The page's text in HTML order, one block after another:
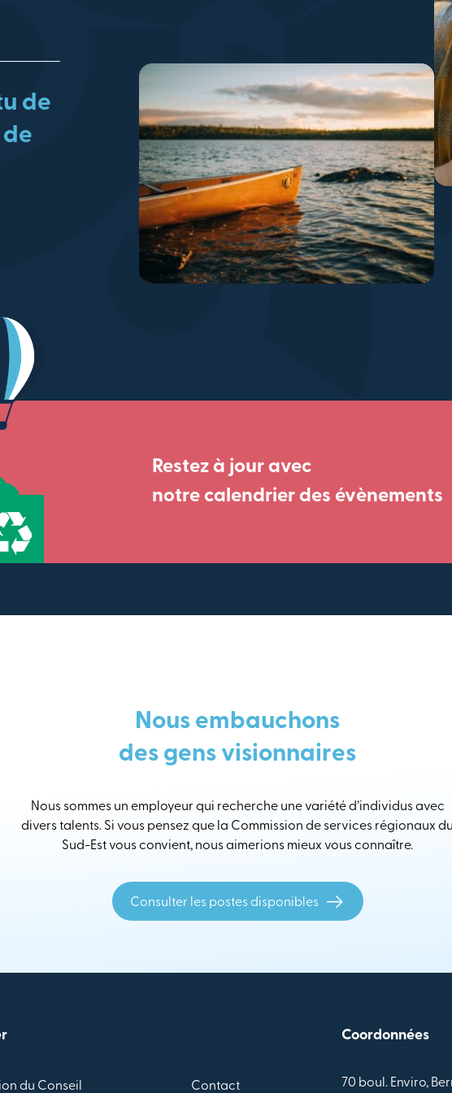
de
de
Restez à jour avec
notre calendrier des évènements
Nous embauchons
des gens visionnaires
Nous sommes un employeur qui recherche une variété d’individus avec
divers talents. Si vous pensez que la Commission de services régionaux du
Sud-Est vous convient, nous aimerions mieux vous connaître.
Consulter les postes disponibles
du Conseil Contact
Coordonnées
70 boul. Enviro,